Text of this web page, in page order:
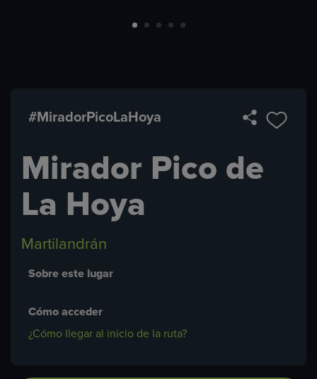
#MiradorPicoLaHoya
Mirador Pico de
La Hoya
Martilandrán
Sobre este lugar
Cómo acceder
¿Cómo llegar al inicio de la ruta?